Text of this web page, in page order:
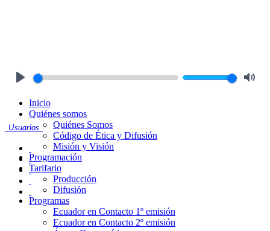
Usuarios
Inicio
Quiénes somos
Quiénes Somos
Código de Ética y Difusión
Misión y Visión
Programación
Tarifario
Producción
Difusión
Programas
Ecuador en Contacto 1º emisión
Ecuador en Contacto 2º emisión